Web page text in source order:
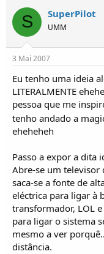
S SuperPilot
UMM
3 Mai 2007
Eu tenho uma ideia
LITERALMENTE
pessoa que me
tenho andado a
eheheheh
Passo a expor a dita
Abre-se um televisor
saca-se a fonte de
eléctrica para ligar à
transformador, LOL
para ligar o sistema
mesmo a ver
distância.